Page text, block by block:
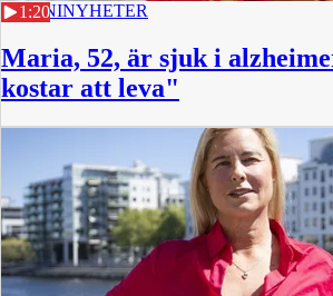
1:20
22 JUNINYHETER
Maria, 52, är sjuk i
kostar att leva"